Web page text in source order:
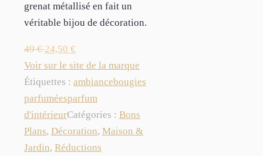
grenat métallisé en fait un
véritable bijou de décoration.
49€ 24,50 €
Voir sur le site de la marque
Étiquettes : ambiancebougies
parfuméesparfum
d'intérieurCatégories : Bons
Plans, Décoration, Maison &
Jardin, Réductions